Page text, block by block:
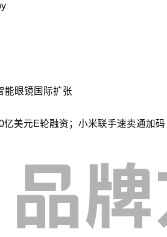
能眼镜国际扩张
亿美元E轮融资；小米联手速卖通加码